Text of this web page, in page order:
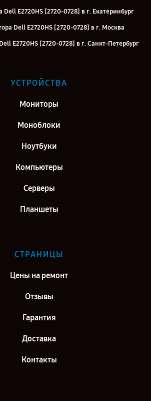
E2720HS [2720-0728] в г. Екатеринбург
Dell E2720HS [2720-0728] в г. Москва
E2720HS [2720-0728] в г. Санкт-Петербург
УСТРОЙСТВА
Мониторы
Моноблоки
Ноутбуки
Компьютеры
Серверы
Планшеты
СТРАНИЦЫ
Цены на ремонт
Отзывы
Гарантия
Доставка
Контакты